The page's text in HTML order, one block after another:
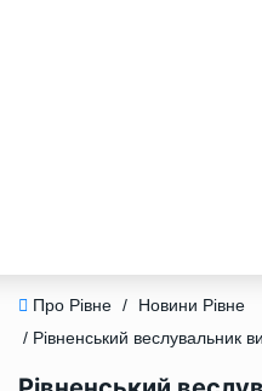
Про Рівне /
Новини Рівне